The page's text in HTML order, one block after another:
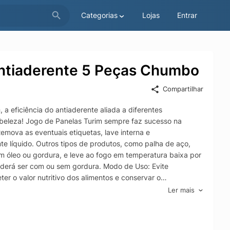
Categorias Lojas Entrar
5 Peças Chumbo
Compartilhar
a eficiência do antiaderente aliada a diferentes
Jogo de Panelas Turim sempre faz sucesso na
as eventuais etiquetas, lave interna e
líquido. Outros tipos de produtos, como palha de aço,
óleo ou gordura, e leve ao fogo em temperatura baixa por
ser com ou sem gordura. Modo de Uso: Evite
o valor nutritivo dos alimentos e conservar o
as laterais do utensílio. Para mexer ou retirar o alimento,
com antiaderente. Nunca corte alimentos
cuide para não arranhar/riscar o revestimento externo.
pode causar manchas. Após o Uso: Deixe o utensílio
Ler mais